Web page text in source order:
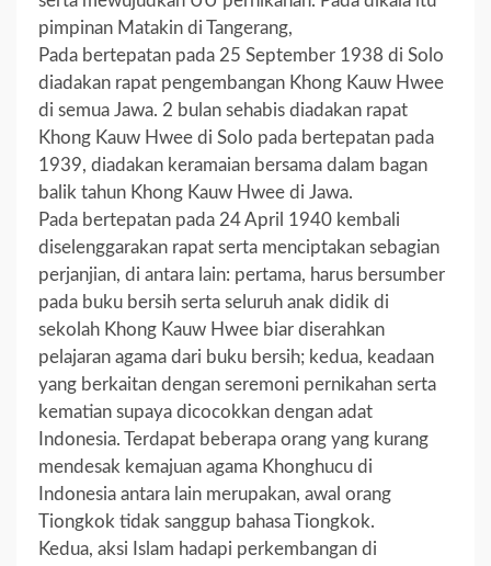
pimpinan Matakin di Tangerang,
Pada bertepatan pada 25 September 1938 di Solo
diadakan rapat pengembangan Khong Kauw Hwee
di semua Jawa. 2 bulan sehabis diadakan rapat
Khong Kauw Hwee di Solo pada bertepatan pada
1939, diadakan keramaian bersama dalam bagan
balik tahun Khong Kauw Hwee di Jawa.
Pada bertepatan pada 24 April 1940 kembali
diselenggarakan rapat serta menciptakan sebagian
perjanjian, di antara lain: pertama, harus bersumber
pada buku bersih serta seluruh anak didik di
sekolah Khong Kauw Hwee biar diserahkan
pelajaran agama dari buku bersih; kedua, keadaan
yang berkaitan dengan seremoni pernikahan serta
kematian supaya dicocokkan dengan adat
Indonesia. Terdapat beberapa orang yang kurang
mendesak kemajuan agama Khonghucu di
Indonesia antara lain merupakan, awal orang
Tiongkok tidak sanggup bahasa Tiongkok.
Kedua, aksi Islam hadapi perkembangan di